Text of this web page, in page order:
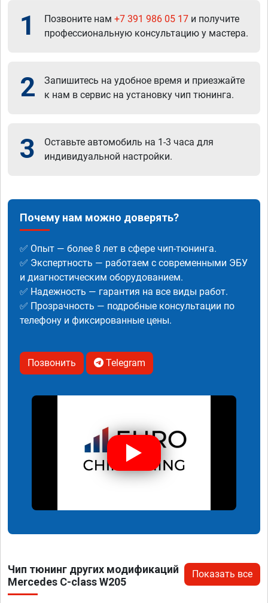
1 Позвоните нам +7 391 986 05 17 и получите
профессиональную консультацию у мастера.
2
Запишитесь на удобное время и приезжайте
к нам в сервис на установку чип тюнинга.
3
Оставьте автомобиль на 1-3 часа для
индивидуальной настройки.
Почему нам можно доверять?
✅ Опыт — более 8 лет в сфере чип-тюнинга.
✅ Экспертность — работаем с современными ЭБУ
и диагностическим оборудованием.
✅ Надежность — гарантия на все виды работ.
✅ Прозрачность — подробные консультации по
телефону и фиксированные цены.
Позвонить Telegram
Чип тюнинг других модификаций
Mercedes C-class W205
Показать все